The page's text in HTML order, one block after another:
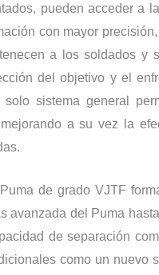
pueden acceder a
con mayor
a los soldados y
del objetivo y el
sistema general
a su vez la
de grado VJTF
avanzada del Puma
de separación
como un nuevo